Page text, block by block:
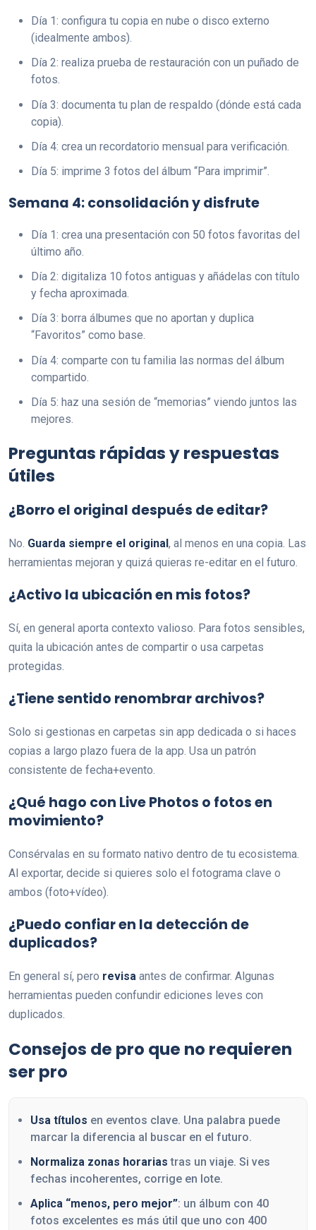
Día 1: configura tu copia en nube o disco externo
(idealmente ambos).
Día 2: realiza prueba de restauración con un puñado de
fotos.
Día 3: documenta tu plan de respaldo (dónde está cada
copia).
Día 4: crea un recordatorio mensual para verificación.
Día 5: imprime 3 fotos del álbum “Para imprimir”.
Semana 4: consolidación y disfrute
Día 1: crea una presentación con 50 fotos favoritas del
último año.
Día 2: digitaliza 10 fotos antiguas y añádelas con título
y fecha aproximada.
Día 3: borra álbumes que no aportan y duplica
“Favoritos” como base.
Día 4: comparte con tu familia las normas del álbum
compartido.
Día 5: haz una sesión de “memorias” viendo juntos las
mejores.
Preguntas rápidas y respuestas
útiles
¿Borro el original después de editar?
No. Guarda siempre el original, al menos en una copia. Las
herramientas mejoran y quizá quieras re-editar en el futuro.
¿Activo la ubicación en mis fotos?
Sí, en general aporta contexto valioso. Para fotos sensibles,
quita la ubicación antes de compartir o usa carpetas
protegidas.
¿Tiene sentido renombrar archivos?
Solo si gestionas en carpetas sin app dedicada o si haces
copias a largo plazo fuera de la app. Usa un patrón
consistente de fecha+evento.
¿Qué hago con Live Photos o fotos en
movimiento?
Consérvalas en su formato nativo dentro de tu ecosistema.
Al exportar, decide si quieres solo el fotograma clave o
ambos (foto+vídeo).
¿Puedo confiar en la detección de
duplicados?
En general sí, pero revisa antes de confirmar. Algunas
herramientas pueden confundir ediciones leves con
duplicados.
Consejos de pro que no requieren
ser pro
Usa títulos en eventos clave. Una palabra puede
marcar la diferencia al buscar en el futuro.
Normaliza zonas horarias tras un viaje. Si ves
fechas incoherentes, corrige en lote.
Aplica “menos, pero mejor”: un álbum con 40
fotos excelentes es más útil que uno con 400